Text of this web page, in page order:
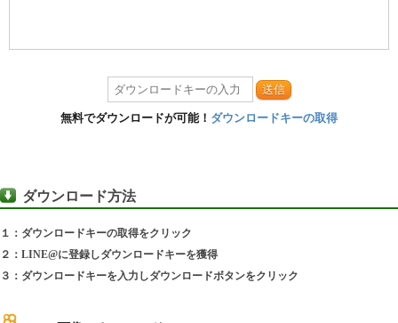
送信
無料でダウンロードが可能！ ダウンロードキーの取得
ダウンロード方法
１：ダウンロードキーの取得をクリック
２：LINE@に登録しダウンロードキーを獲得
３：ダウンロードキーを入力しダウンロードボタンをクリック